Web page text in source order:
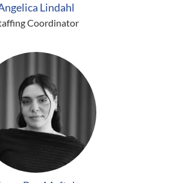
Lindahl
Coordinator